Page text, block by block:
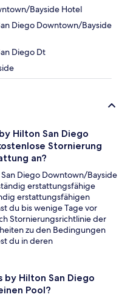
Bayside Hotel
Diego Downtown/Bayside
Diego Dt
Hilton San Diego
Stornierung
an?
Diego Downtown/Bayside
erstattungsfähige
erstattungsfähigen
du bis wenige Tage vor
Stornierungsrichtlinie der
zu den Bedingungen
du in deren
Hilton San Diego
Pool?